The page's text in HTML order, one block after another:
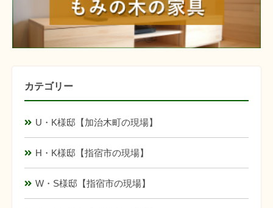
カテゴリー
U・K様邸【加治木町の現場】
H・K様邸【指宿市の現場】
W・S様邸【指宿市の現場】